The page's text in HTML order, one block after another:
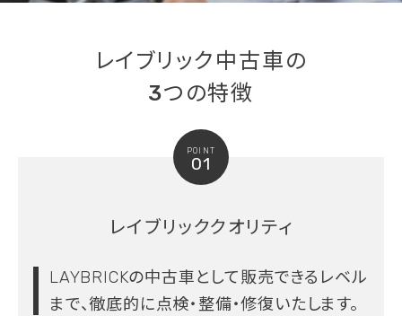
レイブリック中古車の
3つの特徴
POINT
01
レイブリッククオリティ
LAYBRICKの中古車として販売できるレベル
まで、徹底的に点検・整備・修復いたします。